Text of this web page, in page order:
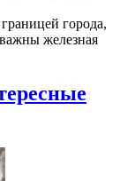
города,
железная